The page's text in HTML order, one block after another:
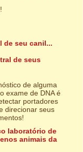
de seu canil...
de seus
de alguma
exame de DNA é
portadores
direcionar seus
laboratório de
animais da